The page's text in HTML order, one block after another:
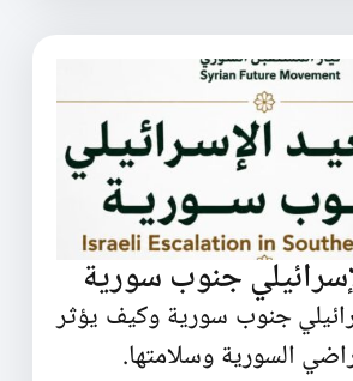
جنوب سورية
جنوب سورية وكيف يؤثر
السورية وسلامتها.